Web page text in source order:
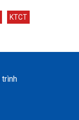
KTCT
trình